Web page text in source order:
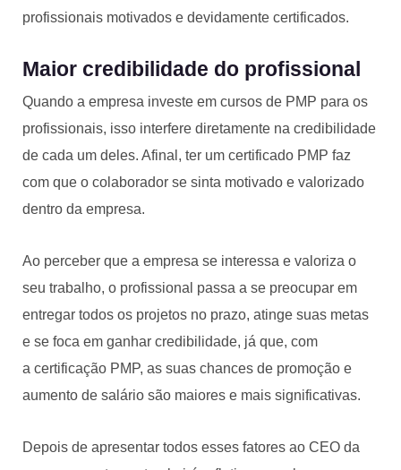
profissionais motivados e devidamente certificados.
Maior credibilidade do profissional
Quando a empresa investe em cursos de PMP para os
profissionais, isso interfere diretamente na credibilidade
de cada um deles. Afinal, ter um certificado PMP faz
com que o colaborador se sinta motivado e valorizado
dentro da empresa.
Ao perceber que a empresa se interessa e valoriza o
seu trabalho, o profissional passa a se preocupar em
entregar todos os projetos no prazo, atinge suas metas
e se foca em ganhar credibilidade, já que, com
a certificação PMP, as suas chances de promoção e
aumento de salário são maiores e mais significativas.
Depois de apresentar todos esses fatores ao CEO da